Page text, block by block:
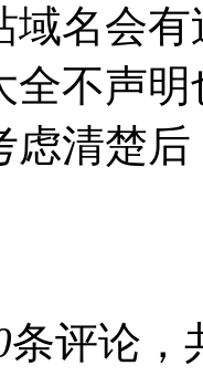
域名会
全不声
虑清楚
条评论，